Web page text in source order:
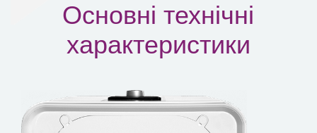
Основні технічні
характеристики